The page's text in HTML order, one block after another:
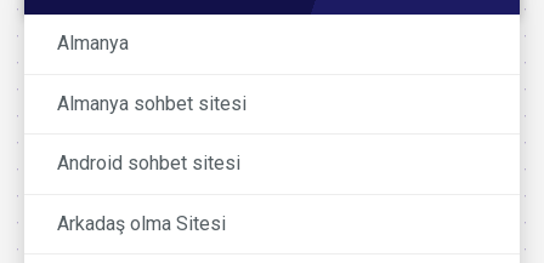
Almanya
Almanya sohbet sitesi
Android sohbet sitesi
Arkadaş olma Sitesi